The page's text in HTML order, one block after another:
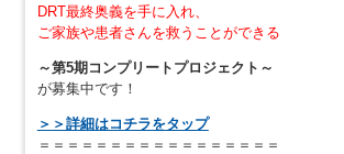
DRT最終奥義を手に入れ、
ご家族や患者さんを救うことができる
～第5期コンプリートプロジェクト～
が募集中です！
＞＞詳細はコチラをタップ
＝＝＝＝＝＝＝＝＝＝＝＝＝＝＝＝＝